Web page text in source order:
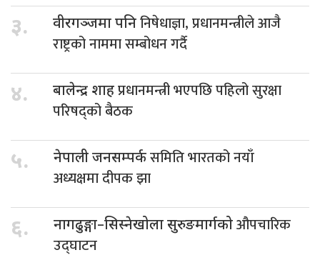
३. वीरगञ्जमा पनिनिषेधाज्ञा, प्रधानमन्त्रीले आजै
राष्ट्रको नाममा सम्बोधन गर्दै
४. बालेन्द्र शाहप्रधानमन्त्री भएपछि पहिलो सुरक्षा
परिषद्को बैठक
५. नेपाली जनसम्पर्कसमिति भारतको नयाँ
अध्यक्षमा दीपक झा
६. नागढुङ्गा–सिस्नेखोला सुरुङमार्गकोऔपचारिक
उद्घाटन